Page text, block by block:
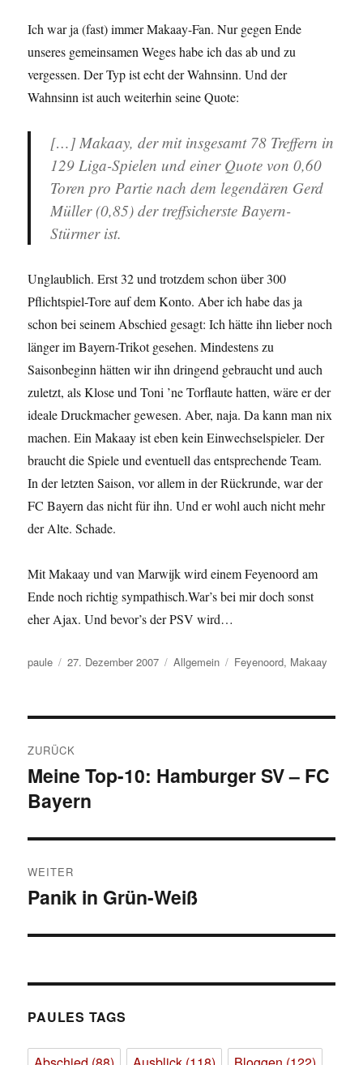
Ich war ja (fast) immer Makaay-Fan. Nur gegen Ende
unseres gemeinsamen Weges habe ich das ab und zu
vergessen. Der Typ ist echt der Wahnsinn. Und der
Wahnsinn ist auch weiterhin seine Quote:
[…] Makaay, der mit insgesamt 78 Treffern in
129 Liga-Spielen und einer Quote von 0,60
Toren pro Partie nach dem legendären Gerd
Müller (0,85) der treffsicherste Bayern-
Stürmer ist.
Unglaublich. Erst 32 und trotzdem schon über 300
Pflichtspiel-Tore auf dem Konto. Aber ich habe das ja
schon bei seinem Abschied gesagt: Ich hätte ihn lieber noch
länger im Bayern-Trikot gesehen. Mindestens zu
Saisonbeginn hätten wir ihn dringend gebraucht und auch
zuletzt, als Klose und Toni ’ne Torflaute hatten, wäre er der
ideale Druckmacher gewesen. Aber, naja. Da kann man nix
machen. Ein Makaay ist eben kein Einwechselspieler. Der
braucht die Spiele und eventuell das entsprechende Team.
In der letzten Saison, vor allem in der Rückrunde, war der
FC Bayern das nicht für ihn. Und er wohl auch nicht mehr
der Alte. Schade.
Mit Makaay und van Marwijk wird einem Feyenoord am
Ende noch richtig sympathisch.War’s bei mir doch sonst
eher Ajax. Und bevor’s der PSV wird…
Autor
paule
Veröffentlicht
27. Dezember 2007 Kategorien
Allgemein Schlagwörter
Feyenoord, Makaay
ZURÜCK
Vorheriger
Beitrag:
Meine Top-10: Hamburger SV – FC
Bayern
WEITER
Nächster
Panik in Grün-Weiß
PAULES TAGS